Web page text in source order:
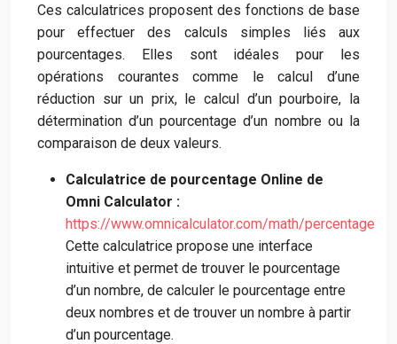
Ces calculatrices proposent des fonctions de base
pour effectuer des calculs simples liés aux
pourcentages. Elles sont idéales pour les
opérations courantes comme le calcul d’une
réduction sur un prix, le calcul d’un pourboire, la
détermination d’un pourcentage d’un nombre ou la
comparaison de deux valeurs.
Calculatrice de pourcentage Online de
Omni Calculator :
https://www.omnicalculator.com/math/percentage
Cette calculatrice propose une interface
intuitive et permet de trouver le pourcentage
d’un nombre, de calculer le pourcentage entre
deux nombres et de trouver un nombre à partir
d’un pourcentage.